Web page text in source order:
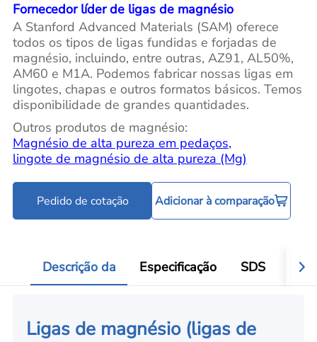
Fornecedor líder de ligas de magnésio
A Stanford Advanced Materials (SAM) oferece
todos os tipos de ligas fundidas e forjadas de
magnésio, incluindo, entre outras, AZ91, AL50%,
AM60 e M1A. Podemos fabricar nossas ligas em
lingotes, chapas e outros formatos básicos. Temos
disponibilidade de grandes quantidades.
Outros produtos de magnésio:
Magnésio de alta pureza em pedaços,
lingote de magnésio de alta pureza (Mg)
Pedido de cotação Adicionar à comparação
Descrição da Especificação SDS
Ligas de magnésio (ligas de